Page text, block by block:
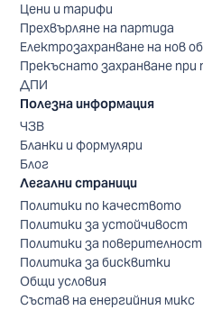
Цени и тарифи
Прехвърляне на партида
Електрозахранване на нов
Прекъснато захранване при
ДПИ
Полезна информация
ЧЗВ
Бланки и формуляри
Блог
Легални страници
Политики по качеството
Политики за устойчивост
Политики за
Политика за бисквитки
Общи условия
Състав на енергийния микс